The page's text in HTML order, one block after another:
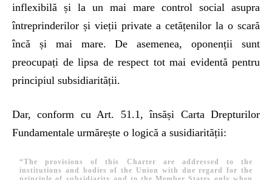
inflexibilă și la un mai mare control social asupra
întreprinderilor și vieții private a cetățenilor la o scară
încă și mai mare. De asemenea, oponenții sunt
preocupați de lipsa de respect tot mai evidentă pentru
principiul subsidiarității.
Dar, conform cu Art. 51.1, însăși Carta Drepturilor
Fundamentale urmărește o logică a susidiarității:
“The provisions of this Charter are addressed to the
institutions and bodies of the Union with due regard for the